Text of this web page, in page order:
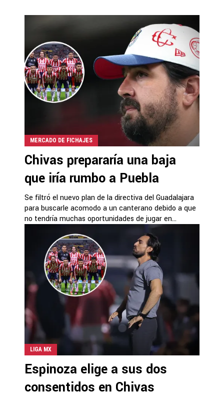
MERCADO DE FICHAJES
Chivas prepararía una baja
que iría rumbo a Puebla
Se filtró el nuevo plan de la directiva del Guadalajara
para buscarle acomodo a un canterano debido a que
no tendría muchas oportunidades de jugar en...
LIGA MX
Espinoza elige a sus dos
consentidos en Chivas